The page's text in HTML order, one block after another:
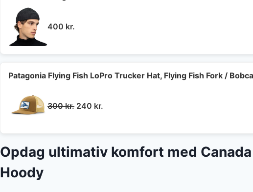
400 kr.
Patagonia Flying Fish LoPro Trucker Hat, Flying Fish Fork /
300kr. Den
300 kr..
240 kr.
240 kr..
Opdag ultimativ komfort med
Hoody